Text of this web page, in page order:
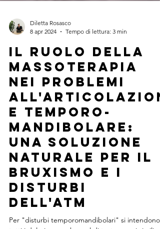
8 apr 2024
Tempo di lettura: 3 min
Il ruolo della
Massoterapia
nei problemi
all'articolazion
e Temporo-
Mandibolare:
Una Soluzione
Naturale per il
Bruxismo e i
Disturbi
dell'ATM